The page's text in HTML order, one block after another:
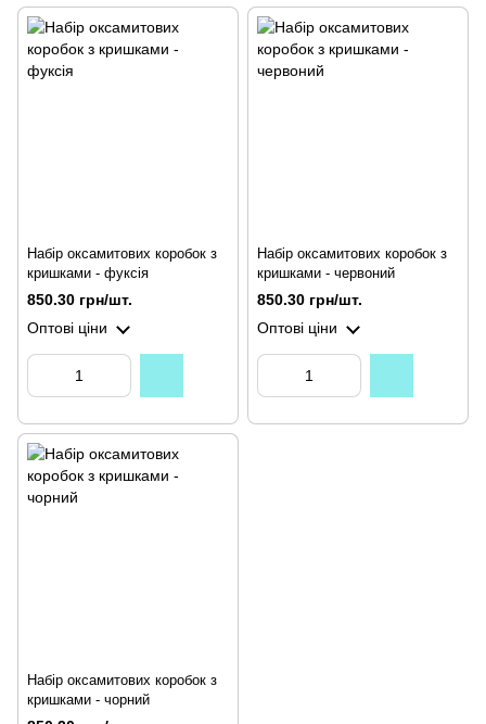
Набір оксамитових коробок з
кришками - фуксія
850.30 грн/шт.
Оптові ціни
Набір оксамитових коробок з
кришками - червоний
850.30 грн/шт.
Оптові ціни
Набір оксамитових коробок з
кришками - чорний